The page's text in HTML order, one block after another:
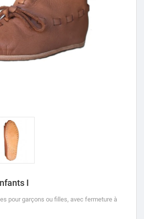
I
pour garçons ou filles, avec fermeture à